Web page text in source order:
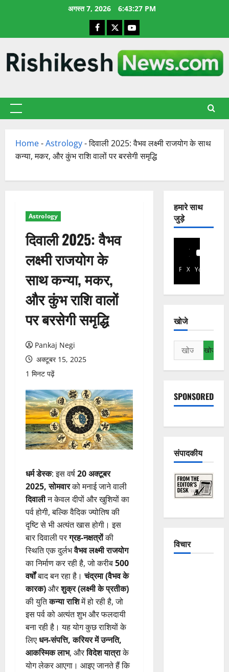
अगस्त 7, 2026 6:43:28 PM
Facebook
X YouTube
प्राथमिक
Home-Astrology-दिवाली 2025: वैभव लक्ष्मी राजयोग के साथ
कन्या, मकर, और कुंभ राशि वालों पर बरसेगी समृद्धि
Astrology
दिवाली 2025: वैभव
लक्ष्मी राजयोग के
साथ कन्या, मकर,
और कुंभ राशि वालों
पर बरसेगी समृद्धि
Pankaj Negi
अक्टूबर 15, 2025
1 मिनट पढ़ें
धर्म डेस्क: इस वर्ष20 अक्टूबर
2025, सोमवारको मनाई जाने वाली
दिवालीन केवल दीपों और खुशियों का
पर्व होगी, बल्कि वैदिक ज्योतिष की
दृष्टि से भी अत्यंत खास होगी। इस
बार दिवाली परग्रह-नक्षत्रोंकी
स्थिति एक दुर्लभवैभव लक्ष्मी राजयोग
का निर्माण कर रही है, जो करीब500
वर्षोंबाद बन रहा है।चंद्रमा (वैभव के
कारक)औरशुक्र (लक्ष्मी के प्रतीक)
की युतिकन्या राशिमें हो रही है, जो
इस पर्व को अत्यंत शुभ और फलदायी
बना रही है। यह योग कुछ राशियों के
लिएधन-संपत्ति, करियर में उन्नति,
आकस्मिक लाभ, औरविदेश यात्राके
योग लेकर आएगा। आइए जानते हैं कि
हमारे साथ
जुड़े
Facebook
X YouTube
खोजे
निम्न
को
खोजें:
SPONSORED
संपादकीय
विचार